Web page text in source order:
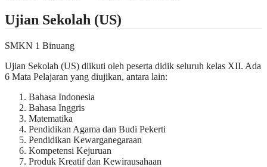
Ujian Sekolah (US)
SMKN 1 Binuang
Ujian Sekolah (US) diikuti oleh peserta didik seluruh kelas XII. Ada
6 Mata Pelajaran yang diujikan, antara lain:
Bahasa Indonesia
Bahasa Inggris
Matematika
Pendidikan Agama dan Budi Pekerti
Pendidikan Kewarganegaraan
Kompetensi Kejuruan
Produk Kreatif dan Kewirausahaan